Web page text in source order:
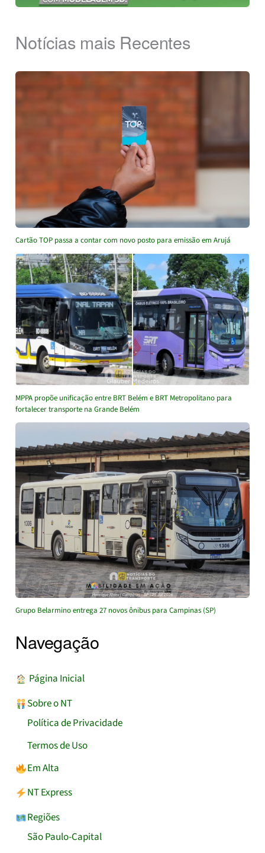
Notícias mais Recentes
Cartão TOP passa a contar com novo posto para emissão em Arujá
MPPA propõe unificação entre BRT Belém e BRT Metropolitano para
fortalecer transporte na Grande Belém
Grupo Belarmino entrega 27 novos ônibus para Campinas (SP)
Navegação
︎ Página Inicial
Sobre o NT
Política de Privacidade
Termos de Uso
Em Alta
NT Express
Regiões
São Paulo-Capital